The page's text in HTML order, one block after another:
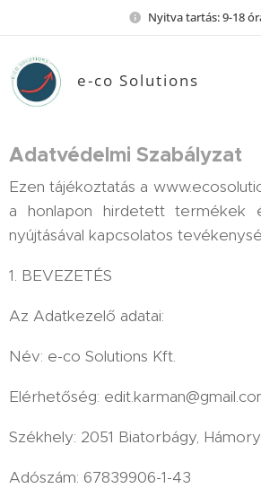
Nyitva tartás: 9-18
e-co Solutions
Adatvédelmi Szabályzat
Ezen tájékoztatás a
a honlapon hirdetett termékek
nyújtásával kapcsolatos
1. BEVEZETÉS
Az Adatkezelő adatai:
Név: e-co Solutions Kft.
Elérhetőség:
Székhely: 2051 Biatorbágy,
Adószám: 67839906-1-43